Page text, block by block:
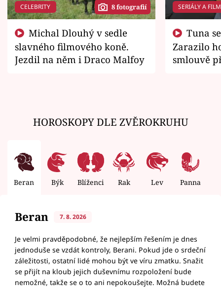
CELEBRITY 8 fotografií
slavného filmového koně.
Jezdil na něm i Draco Malfoy
SERIÁLY A
Zarazilo
smlouvě
HOROSKOPY DLE ZVĚROKRUHU
Beran Býk Blíženci Rak Lev Panna
Beran 7. 8. 2026
Je velmi pravděpodobné, že nejlepším řešením je dnes
jednoduše se vzdát kontroly, Berani. Pokud jde o srdeční
záležitosti, ostatní lidé mohou být ve víru zmatku. Snažit
se přijít na kloub jejich duševnímu rozpoložení bude
nemožné, takže se o to ani nepokoušejte. Možná budete